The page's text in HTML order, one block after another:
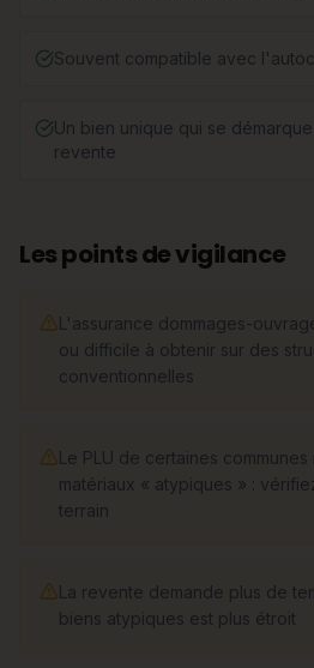
Souvent compatible avec
Un bien unique qui se
revente
Les points de vigilance
L'assurance dommages-
ou difficile à obtenir sur des
conventionnelles
Le PLU de certaines
matériaux « atypiques » :
terrain
La revente demande plus de
biens atypiques est plus étroit